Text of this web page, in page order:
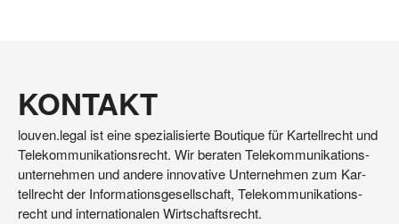
KONTAKT
lou​ven​.legal ist eine spe­zia­li­sier­te Bou­tique für Kar­tell­recht und
Tele­kom­mu­ni­ka­ti­ons­recht. Wir bera­ten Tele­kom­mu­ni­ka­ti­ons­
un­ter­neh­men und ande­re inno­va­ti­ve Unter­neh­men zum Kar­
tell­recht der Infor­ma­ti­ons­ge­sell­schaft, Tele­kom­mu­ni­ka­ti­ons­
recht und inter­na­tio­na­len Wirtschaftsrecht.